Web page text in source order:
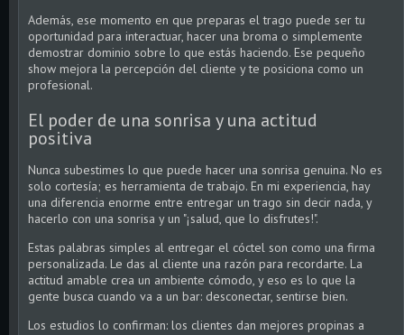
Además, ese momento en que preparas el trago puede ser tu
oportunidad para interactuar, hacer una broma o simplemente
demostrar dominio sobre lo que estás haciendo. Ese pequeño
show mejora la percepción del cliente y te posiciona como un
profesional.
El poder de una sonrisa y una actitud
positiva
Nunca subestimes lo que puede hacer una sonrisa genuina. No es
solo cortesía; es herramienta de trabajo. En mi experiencia, hay
una diferencia enorme entre entregar un trago sin decir nada, y
hacerlo con una sonrisa y un "¡salud, que lo disfrutes!".
Estas palabras simples al entregar el cóctel son como una firma
personalizada. Le das al cliente una razón para recordarte. La
actitud amable crea un ambiente cómodo, y eso es lo que la
gente busca cuando va a un bar: desconectar, sentirse bien.
Los estudios lo confirman: los clientes dan mejores propinas a